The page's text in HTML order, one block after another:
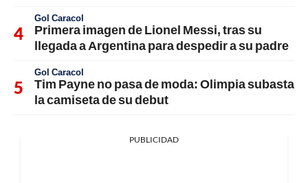
Gol Caracol
Primera imagen de Lionel Messi, tras su
llegada a Argentina para despedir a su padre
Gol Caracol
Tim Payne no pasa de moda: Olimpia subasta
la camiseta de su debut
PUBLICIDAD